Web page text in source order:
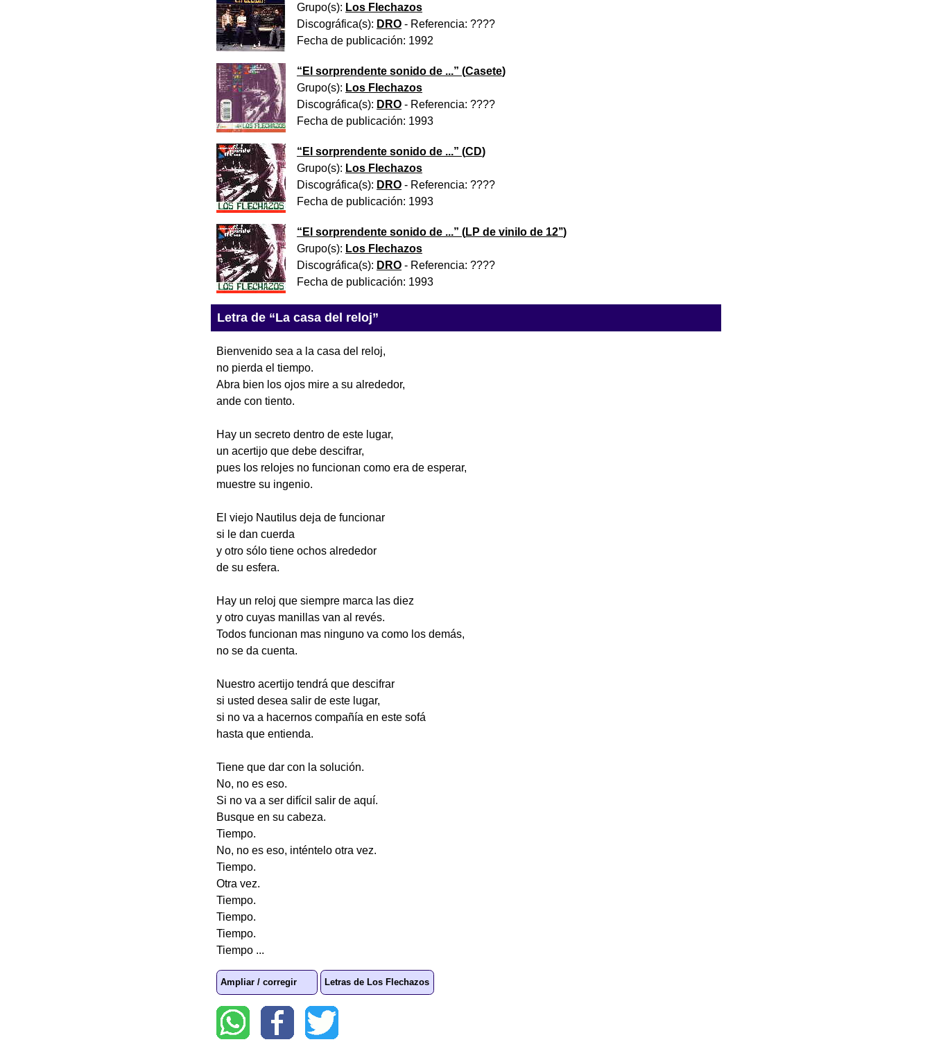
Grupo(s): Los Flechazos
Discográfica(s): DRO - Referencia: ????
Fecha de publicación: 1992
“ El sorprendente sonido de ...” (Casete)
Grupo(s): Los Flechazos
Discográfica(s): DRO - Referencia: ????
Fecha de publicación: 1993
“ El sorprendente sonido de ...” (CD)
Grupo(s): Los Flechazos
Discográfica(s): DRO - Referencia: ????
Fecha de publicación: 1993
“ El sorprendente sonido de ...” (LP de vinilo de 12’’)
Grupo(s): Los Flechazos
Discográfica(s): DRO - Referencia: ????
Fecha de publicación: 1993
Letra de “La casa del reloj”
Bienvenido sea a la casa del reloj,
no pierda el tiempo.
Abra bien los ojos mire a su alrededor,
ande con tiento.
Hay un secreto dentro de este lugar,
un acertijo que debe descifrar,
pues los relojes no funcionan como era de esperar,
muestre su ingenio.
El viejo Nautilus deja de funcionar
si le dan cuerda
y otro sólo tiene ochos alrededor
de su esfera.
Hay un reloj que siempre marca las diez
y otro cuyas manillas van al revés.
Todos funcionan mas ninguno va como los demás,
no se da cuenta.
Nuestro acertijo tendrá que descifrar
si usted desea salir de este lugar,
si no va a hacernos compañía en este sofá
hasta que entienda.
Tiene que dar con la solución.
No, no es eso.
Si no va a ser difícil salir de aquí.
Busque en su cabeza.
Tiempo.
No, no es eso, inténtelo otra vez.
Tiempo.
Otra vez.
Tiempo.
Tiempo.
Tiempo.
Tiempo ...
Ampliar / corregir Letras de Los Flechazos